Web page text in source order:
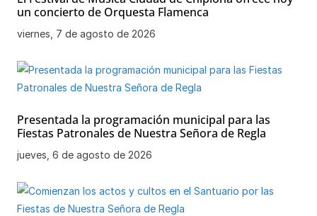
un concierto de Orquesta Flamenca
viernes, 7 de agosto de 2026
Presentada la programación municipal para las
Fiestas Patronales de Nuestra Señora de Regla
jueves, 6 de agosto de 2026